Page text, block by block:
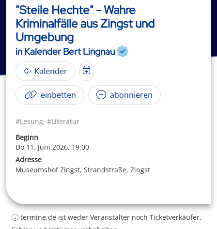
"Steile Hechte" - Wahre
Kriminalfälle aus Zingst und
Umgebung
in Kalender Bert Lingnau
Kalender
einbetten abonnieren
#Lesung #Literatur
Beginn
Do 11. Juni 2026, 19:00
Adresse
Museumshof Zingst, Strandstraße, Zingst
termine.de ist weder Veranstalter noch Ticketverkäufer.